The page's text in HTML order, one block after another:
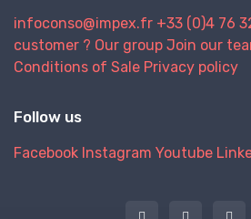
infoconso@impex.fr +33 (0)4 76
customer ? Our group Join our
Conditions of Sale Privacy policy
Follow us
Facebook Instagram Youtube